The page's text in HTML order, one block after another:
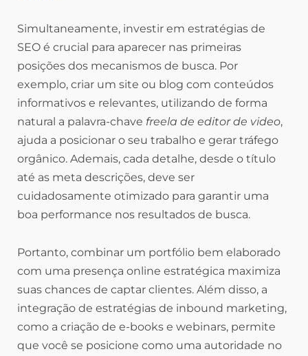
Simultaneamente, investir em estratégias de
SEO é crucial para aparecer nas primeiras
posições dos mecanismos de busca. Por
exemplo, criar um site ou blog com conteúdos
informativos e relevantes, utilizando de forma
natural a palavra-chave freela de editor de video,
ajuda a posicionar o seu trabalho e gerar tráfego
orgânico. Ademais, cada detalhe, desde o título
até as meta descrições, deve ser
cuidadosamente otimizado para garantir uma
boa performance nos resultados de busca.
Portanto, combinar um portfólio bem elaborado
com uma presença online estratégica maximiza
suas chances de captar clientes. Além disso, a
integração de estratégias de inbound marketing,
como a criação de e-books e webinars, permite
que você se posicione como uma autoridade no